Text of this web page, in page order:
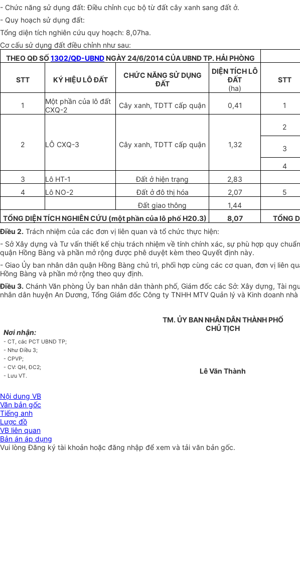
- Chức năng sử dụng đất: Điều chỉnh cục bộ từ đất cây xanh sang đất ở.
- Quy hoạch sử dụng đất:
Tổng diện tích nghiên cứu quy hoạch: 8,07ha.
Cơ cấu sử dụng đất điều chỉnh như sau:
THEO QĐ SỐ1302/QĐ-UBNDNGÀY 24/6/2014 CỦA UBND TP. HẢI PHÒNG
STT KÝ HIỆU LÔ ĐẤT
CHỨC NĂNG SỬ DỤNG
ĐẤT
DIỆN TÍCH LÔ
ĐẤT
(ha)
STT
1
Một phần của lô đất
CXQ-2
Cây xanh, TDTT cấp quận 0,41 1
2 LÔ CXQ-3 Cây xanh, TDTT cấp quận 1,32
2
3
4
3
Lô HT-1 Đất ở hiện trạng 2,83
4
Lô NO-2 Đất ởđô thị hóa 2,07 5
Đất giao thông 1,44
TỔNG DIỆN TÍCH NGHIÊN CỨU (một phần của lô phố H20.3)
8,07 TỔNG
Điều 2. Trách nhiệm của các đơn vị liên quan và tổ chức thực hiện:
- Sở Xây dựng và Tư vấn thiết kế chịu trách nhiệm về tính chính xác, sự phù hợp quy chuẩ
quận Hồng Bàng và phần mở rộng được phê duyệt kèm theo Quyết định này.
- Giao Ủy ban nhân dân quận Hồng Bàng chủ trì, phối hợp cùng các cơ quan, đơn vị liên
Hồng Bàng và phần mở rộng theo quy định.
Điều 3. Chánh Văn phòng Ủy ban nhân dân thành phố, Giám đốc các Sở: Xây dựng, Tài
nhân dân huyện An Dương, Tổng Giám đốc Công ty TNHH MTV Quản lý và Kinh doanh
Nơi nhận:
- CT, các PCT UBND TP;
- Như Điều 3;
- CPVP;
- CV: QH, ĐC2;
- Lưu VT.
TM. ỦY BAN NHÂN DÂN THÀNH PHỐ
CHỦ TỊCH
Lê Văn Thành
Nội dung VB
Văn bản gốc
Tiếng anh
Lược đồ
VB liên quan
Bản án áp dụng
Vui lòngĐăng ký tài khoản hoặc đăng nhập để xem và tải văn bản gốc.